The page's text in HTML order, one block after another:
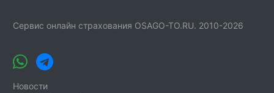
Сервис онлайн страхования OSAGO-TO.RU. 2010-2026
Новости